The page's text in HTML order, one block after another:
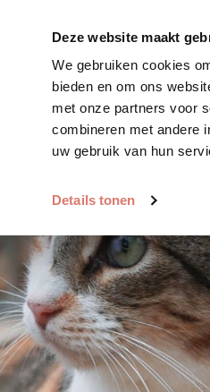
Deze website maakt
We gebruiken cookies
bieden en om ons
met onze partners voor
combineren met andere
uw gebruik van hun
Details tonen
Zoek huisdier Plaats